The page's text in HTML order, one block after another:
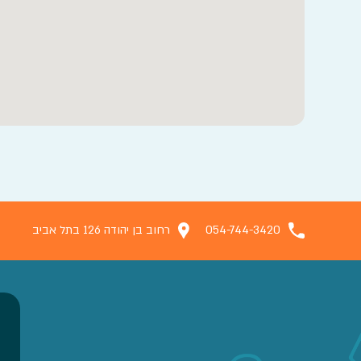
054-744-3420 רחוב בן יהודה 126 בתל אביב